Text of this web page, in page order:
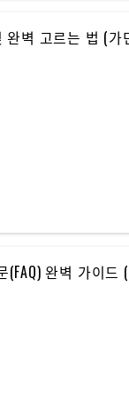
벽 고르는 법 (
완벽 가이드